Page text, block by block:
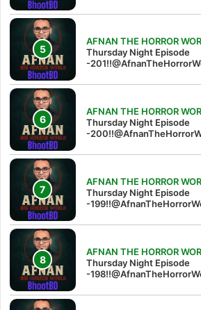
AFNAN THE HORROR
Thursday Night Episode
-
AFNAN THE HORROR
Thursday Night Episode
-
AFNAN THE HORROR
Thursday Night Episode
-
AFNAN THE HORROR
Thursday Night Episode
-